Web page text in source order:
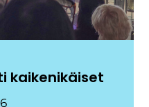
kaikenikäiset